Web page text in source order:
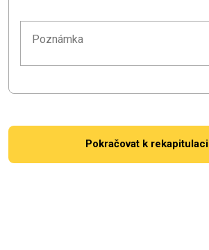
Pokračovat k rekapitulaci